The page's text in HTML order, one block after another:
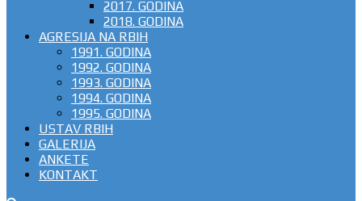
2017. GODINA
2018. GODINA
AGRESIJA NA RBIH
1991. GODINA
1992. GODINA
1993. GODINA
1994. GODINA
1995. GODINA
USTAV RBIH
GALERIJA
ANKETE
KONTAKT